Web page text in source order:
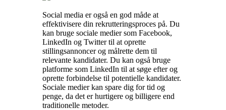
Social media er også en god måde at
effektivisere din rekrutteringsproces på. Du
kan bruge sociale medier som Facebook,
LinkedIn og Twitter til at oprette
stillingsannoncer og målrette dem til
relevante kandidater. Du kan også bruge
platforme som LinkedIn til at søge efter og
oprette forbindelse til potentielle kandidater.
Sociale medier kan spare dig for tid og
penge, da det er hurtigere og billigere end
traditionelle metoder.